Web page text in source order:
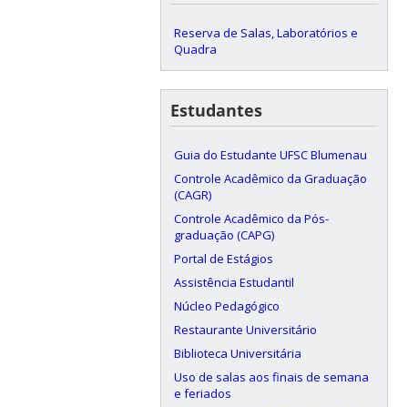
Reserva de Salas, Laboratórios e
Quadra
Estudantes
Guia do Estudante UFSC Blumenau
Controle Acadêmico da Graduação
(CAGR)
Controle Acadêmico da Pós-
graduação (CAPG)
Portal de Estágios
Assistência Estudantil
Núcleo Pedagógico
Restaurante Universitário
Biblioteca Universitária
Uso de salas aos finais de semana
e feriados